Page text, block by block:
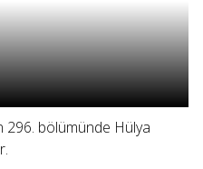
296. bölümünde Hülya